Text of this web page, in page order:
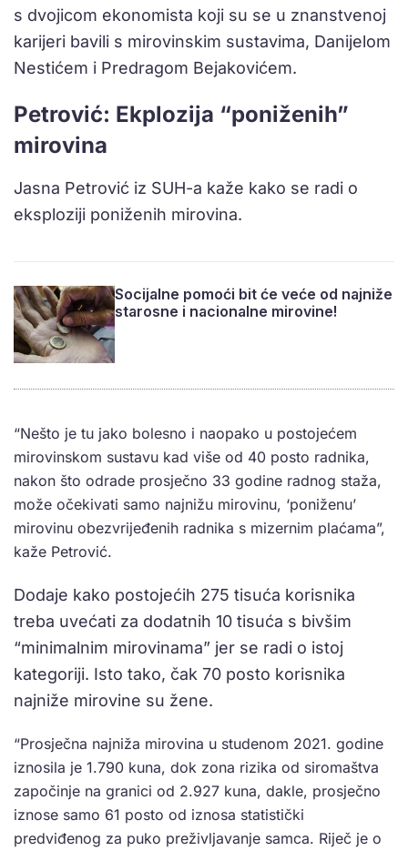
s dvojicom ekonomista koji su se u znanstvenoj
karijeri bavili s mirovinskim sustavima, Danijelom
Nestićem i Predragom Bejakovićem.
Petrović: Ekplozija “poniženih”
mirovina
Jasna Petrović iz SUH-a kaže kako se radi o
eksploziji poniženih mirovina.
Socijalne pomoći bit će veće od najniže
starosne i nacionalne mirovine!
“Nešto je tu jako bolesno i naopako u postojećem
mirovinskom sustavu kad više od 40 posto radnika,
nakon što odrade prosječno 33 godine radnog staža,
može očekivati samo najnižu mirovinu, ‘poniženu’
mirovinu obezvrijeđenih radnika s mizernim plaćama”,
kaže Petrović.
Dodaje kako postojećih 275 tisuća korisnika
treba uvećati za dodatnih 10 tisuća s bivšim
“minimalnim mirovinama” jer se radi o istoj
kategoriji. Isto tako, čak 70 posto korisnika
najniže mirovine su žene.
“Prosječna najniža mirovina u studenom 2021. godine
iznosila je 1.790 kuna, dok zona rizika od siromaštva
započinje na granici od 2.927 kuna, dakle, prosječno
iznose samo 61 posto od iznosa statistički
predviđenog za puko preživljavanje samca. Riječ je o